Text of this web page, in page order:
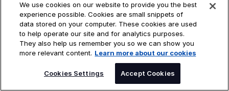
Führungskräfte
We use cookies on our website to provide you the best
experience possible. Cookies are small snippets of
data stored on your computer. These cookies are used
to help operate our site and for analytics purposes.
They also help us remember you so we can show you
more relevant content. Learn more about our cookies
Cookies Settings Accept Cookies